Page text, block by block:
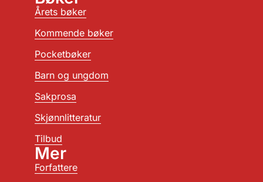
Årets bøker
Kommende bøker
Pocketbøker
Barn og ungdom
Sakprosa
Skjønnlitteratur
Tilbud
Mer
Forfattere